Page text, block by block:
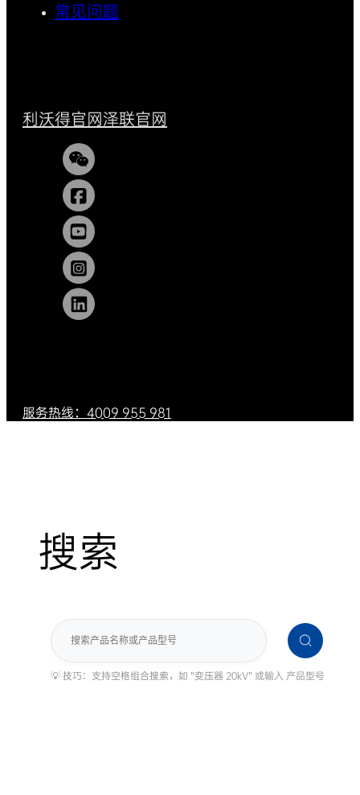
常见问题
利沃得官网泽联官网
服务热线：4009 955 981
搜索